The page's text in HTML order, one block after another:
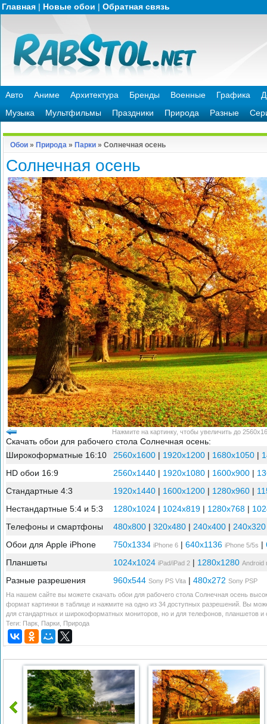
Главная | Новые обои | Обратная связь
Авто Аниме Архитектура Бренды Военные Графика
Музыка
Мультфильмы Праздники Природа Разные
Обои » Природа » Парки » Солнечная осень
Солнечная осень
Нажмите на картинку, чтобы увеличить до
Скачать обои для рабочего стола Солнечная осень:
Широкоформатные 16:10
2560x1600 | 1920x1200 | 1680x1050 |
HD обои 16:9
2560x1440 | 1920x1080 | 1600x900 |
Стандартные 4:3
1920x1440 | 1600x1200 | 1280x960 |
Нестандартные 5:4 и 5:3
1280x1024 | 1024x819 | 1280x768 |
Телефоны и смартфоны
480x800 | 320x480 | 240x400 | 240x320
Обои для Apple iPhone
750x1334 iPhone 6 | 640x1136 iPhone 5/5s |
Планшеты
1024x1024 iPad/iPad 2 | 1280x1280 Android
Разные разрешения 960x544 Sony PS Vita | 480x272 Sony PSP
На нашем сайте вы можете скачать обои для рабочего стола Солнечная осень
формат картинки в таблице и нажмите на одно из 34 доступных разрешений. Вы
для стандартных и широкоформатных мониторов, но и для телефонов, планшетов и
Теги: Парк Парки Природа